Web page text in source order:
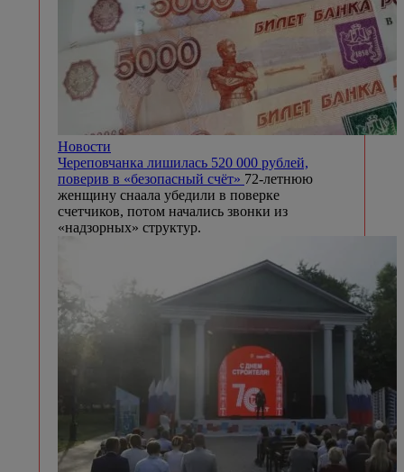
Новости
Череповчанка лишилась 520 000 рублей,
поверив в «безопасный счёт» 72-летнюю
женщину снаала убедили в поверке
счетчиков, потом начались звонки из
«надзорных» структур.